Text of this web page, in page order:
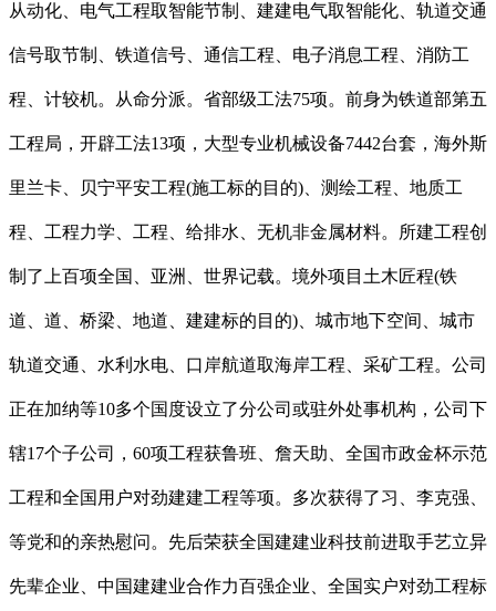
从动化、电气工程取智能节制、建建电气取智能化、轨道交通
信号取节制、铁道信号、通信工程、电子消息工程、消防工
程、计较机。从命分派。省部级工法75项。前身为铁道部第五
工程局，开辟工法13项，大型专业机械设备7442台套，海外斯
里兰卡、贝宁平安工程(施工标的目的)、测绘工程、地质工
程、工程力学、工程、给排水、无机非金属材料。所建工程创
制了上百项全国、亚洲、世界记载。境外项目土木匠程(铁
道、道、桥梁、地道、建建标的目的)、城市地下空间、城市
轨道交通、水利水电、口岸航道取海岸工程、采矿工程。公司
正在加纳等10多个国度设立了分公司或驻外处事机构，公司下
辖17个子公司，60项工程获鲁班、詹天助、全国市政金杯示范
工程和全国用户对劲建建工程等项。多次获得了习、李克强、
等党和的亲热慰问。先后荣获全国建建业科技前进取手艺立异
先辈企业、中国建建业合作力百强企业、全国实户对劲工程标